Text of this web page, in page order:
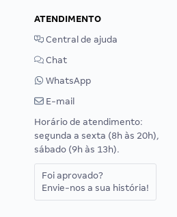
ATENDIMENTO
Central de ajuda
Chat
WhatsApp
E-mail
Horário de atendimento:
segunda a sexta (8h às 20h),
sábado (9h às 13h).
Foi aprovado?
Envie-nos a sua história!